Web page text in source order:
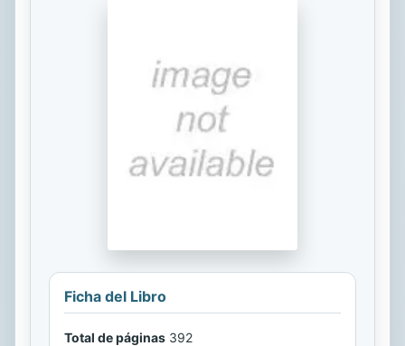
Ficha del Libro
Total de páginas 392